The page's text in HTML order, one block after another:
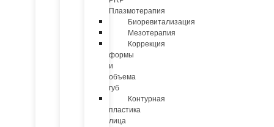
Плазмотерапия
Биоревитализация
Мезотерапия
Коррекция
формы
и
объема
губ
Контурная
пластика
лица